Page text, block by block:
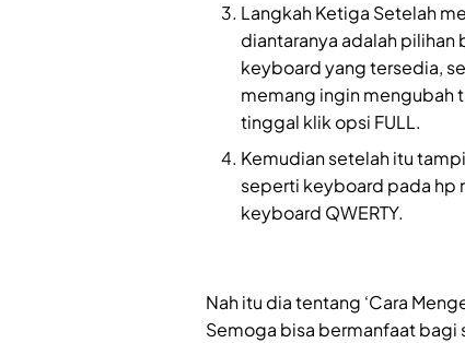
Langkah Ketiga Setelah
diantaranya adalah
keyboard yang tersedia,
memang ingin mengubah
tinggal klik opsi FULL.
Kemudian setelah itu
seperti keyboard pada hp
keyboard QWERTY.
Nah itu dia tentang ‘Cara
Semoga bisa bermanfaat bagi